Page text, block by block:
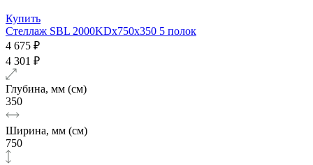
Купить
Стеллаж SBL 2000KDх750x350 5 полок
4 675 ₽
4 301 ₽
Глубина, мм (см)
350
Ширина, мм (см)
750